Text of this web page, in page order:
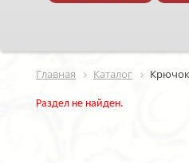
Главная Каталог Крючок
Раздел не найден.